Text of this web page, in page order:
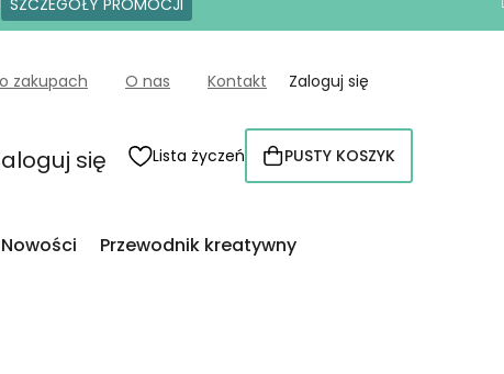
SZCZEGÓŁY PROMOCJI
zakupach O nas Kontakt Zaloguj się
się Lista życzeń KOSZYK
PUSTY KOSZYK
Nowości Przewodnik kreatywny